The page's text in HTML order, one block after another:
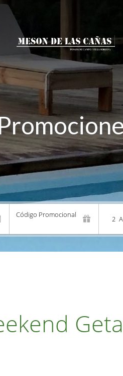
Código Promocional 2